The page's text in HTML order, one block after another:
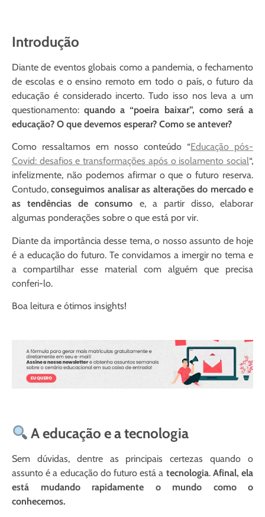
Introdução
Diante de eventos globais como a pandemia, o fechamento
de escolas e o ensino remoto em todo o país, o futuro da
educação é considerado incerto. Tudo isso nos leva a um
questionamento:quando a “poeira baixar”, como será a
educação? O que devemos esperar? Como se antever?
Como ressaltamos em nosso conteúdo “Educação pós-
Covid: desafios e transformações após o isolamento social“,
infelizmente, não podemos afirmar o que o futuro reserva.
Contudo, conseguimos analisar as alterações do mercado e
as tendências de consumo e, a partir disso, elaborar
algumas ponderações sobre o que está por vir.
Diante da importância desse tema, o nosso assunto de hoje
é a educação do futuro. Te convidamos a imergir no tema e
a compartilhar esse material com alguém que precisa
conferi-lo.
Boa leitura e ótimos insights!
A educação e a tecnologia
Sem dúvidas, dentre as principais certezas quando o
assunto é a educação do futuro está a tecnologia. Afinal, ela
está mudando rapidamente o mundo como o
conhecemos.